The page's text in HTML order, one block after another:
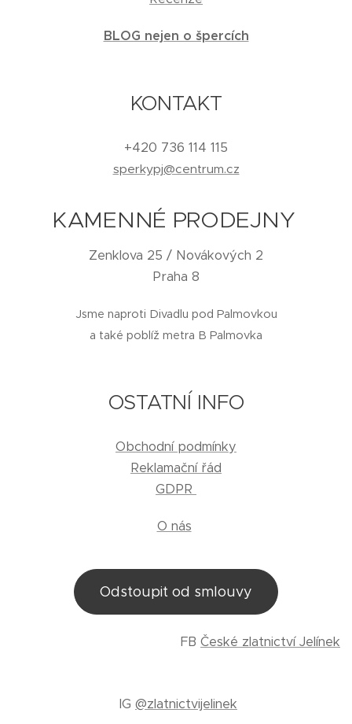
BLOG nejen o špercích
KONTAKT
+420 736 114 115
sperkypj@centrum.cz
KAMENNÉ PRODEJNY
Zenklova 25 / Novákových 2
Praha 8
Jsme naproti Divadlu pod Palmovkou
a také poblíž metra B Palmovka
OSTATNÍ INFO
Obchodní podmínky
Reklamační řád
GDPR
O nás
Odstoupit od smlouvy
FB České zlatnictví Jelínek
IG @zlatnictvijelinek